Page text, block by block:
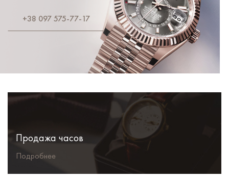
+38 097 575-77-17
Продажа часов
Подробнее